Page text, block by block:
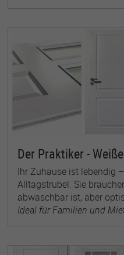
Der Praktiker -
Ihr Zuhause ist lebendig
Alltagstrubel. Sie
abwaschbar ist, aber
Ideal für Familien und